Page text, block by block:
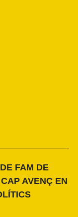
FAM DE
AVENÇ EN